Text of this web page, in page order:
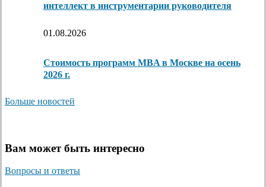
интеллект в инструментарии руководителя
01.08.2026
Стоимость программ MBA в Москве на осень
2026 г.
Больше новостей
Вам может быть интересно
Вопросы и ответы